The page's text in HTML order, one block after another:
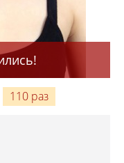
110 раз